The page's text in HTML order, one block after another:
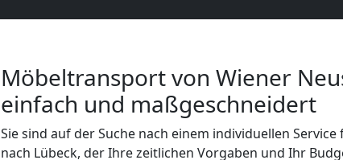
Möbeltransport von Wiener
einfach und maßgeschneidert
Sie sind auf der Suche nach einem individuellen
nach Lübeck, der Ihre zeitlichen Vorgaben und Ihr